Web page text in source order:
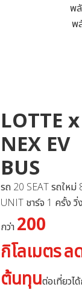
พ
พ
LOTTE x
NEX EV
BUS
รถ 20 SEAT รถใหม่
UNIT ชาร์จ 1 ครั้ง วิ่
กว่า 200
กิโลเมตรล
ต้นทุนต่อเที่ยวไ